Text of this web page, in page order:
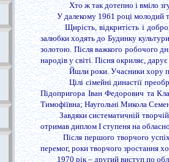
Хто ж так дотепно і вміло
У далекому 1961 році молодий
Щирість, відкритість і
залюбки ходять до Будинку
золотою. Після важкого робочого
народів у світі. Пісня окриляє,
Йшли роки. Учасники хору
Цілі сімейні династії
Підопригора Іван Федорович та
Тимофіївна; Наугольні Микола
Завдяки систематичній
отримав диплом І ступеня на
Після першого творчого
перемог, роки творчого зростання
1970 рік – другий виступ по